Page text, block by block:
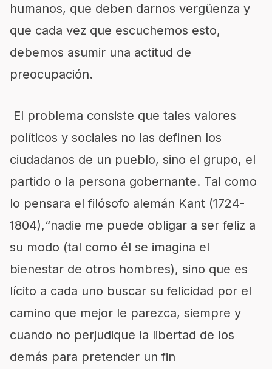
humanos, que deben darnos vergüenza y
que cada vez que escuchemos esto,
debemos asumir una actitud de
preocupación.
El problema consiste que tales valores
políticos y sociales no las definen los
ciudadanos de un pueblo, sino el grupo, el
partido o la persona gobernante. Tal como
lo pensara el filósofo alemán Kant (1724-
1804),“nadie me puede obligar a ser feliz a
su modo (tal como él se imagina el
bienestar de otros hombres), sino que es
lícito a cada uno buscar su felicidad por el
camino que mejor le parezca, siempre y
cuando no perjudique la libertad de los
demás para pretender un fin